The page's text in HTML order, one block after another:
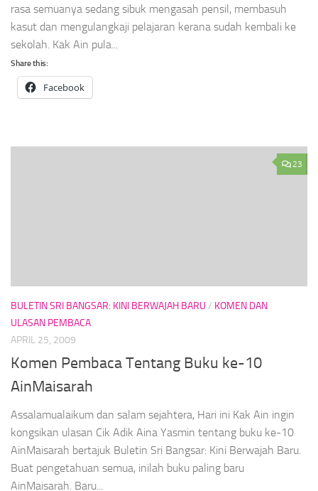
rasa semuanya sedang sibuk mengasah pensil, membasuh
kasut dan mengulangkaji pelajaran kerana sudah kembali ke
sekolah. Kak Ain pula...
Share this:
Facebook
23
BULETIN SRI BANGSAR: KINI BERWAJAH BARU / KOMEN DAN
ULASAN PEMBACA
APRIL 25, 2009
Komen Pembaca Tentang Buku ke-10
AinMaisarah
Assalamualaikum dan salam sejahtera, Hari ini Kak Ain ingin
kongsikan ulasan Cik Adik Aina Yasmin tentang buku ke-10
AinMaisarah bertajuk Buletin Sri Bangsar: Kini Berwajah Baru.
Buat pengetahuan semua, inilah buku paling baru
AinMaisarah. Baru...